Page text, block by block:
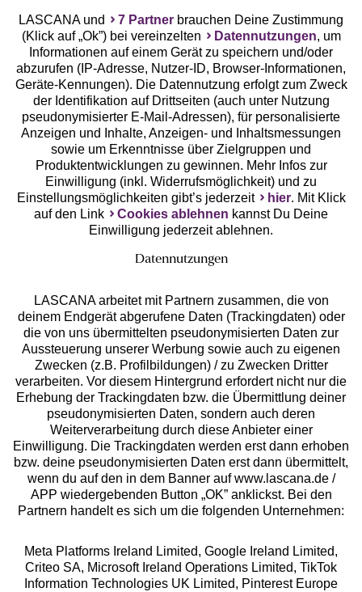
Geprüfte Sicherheit
Unsere Apps
Services
Beratung
Über uns
Rechtliches
Alle Preise inkl. MwSt., zzgl.
Versandkosten
** Bonität vorausgesetzt, berechtigt zur Bonitätsprüfung
LASCANA und 7 Partner brauchen Deine Zustimmung
(Klick auf „Ok”) bei vereinzelten
Datennutzungen, um
Informationen auf einem Gerät zu speichern und/oder
abzurufen (IP-Adresse, Nutzer-ID, Browser-Informationen,
Geräte-Kennungen). Die Datennutzung erfolgt zum Zweck
der Identifikation auf Drittseiten (auch unter Nutzung
pseudonymisierter E-Mail-Adressen), für personalisierte
Anzeigen und Inhalte, Anzeigen- und Inhaltsmessungen
sowie um Erkenntnisse über Zielgruppen und
Produktentwicklungen zu gewinnen. Mehr Infos zur
Einwilligung (inkl. Widerrufsmöglichkeit) und zu
Einstellungsmöglichkeiten gibt’s jederzeit
hier. Mit Klick
auf den Link
Cookies ablehnen kannst Du Deine
Einwilligung jederzeit ablehnen.
Datennutzungen
LASCANA arbeitet mit Partnern zusammen, die von
deinem Endgerät abgerufene Daten (Trackingdaten) oder
die von uns übermittelten pseudonymisierten Daten zur
Aussteuerung unserer Werbung sowie auch zu eigenen
Zwecken (z.B. Profilbildungen) / zu Zwecken Dritter
verarbeiten. Vor diesem Hintergrund erfordert nicht nur die
Erhebung der Trackingdaten bzw. die Übermittlung deiner
pseudonymisierten Daten, sondern auch deren
Weiterverarbeitung durch diese Anbieter einer
Einwilligung. Die Trackingdaten werden erst dann erhoben
bzw. deine pseudonymisierten Daten erst dann übermittelt,
wenn du auf den in dem Banner auf www.lascana.de /
APP wiedergebenden Button „OK” anklickst. Bei den
Partnern handelt es sich um die folgenden Unternehmen:
Meta Platforms Ireland Limited, Google Ireland Limited,
Criteo SA, Microsoft Ireland Operations Limited, TikTok
Information Technologies UK Limited, Pinterest Europe